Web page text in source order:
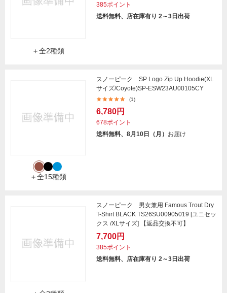
＋全2種類
385ポイント
送料無料、店在庫有り 2～3日出荷
＋全15種類
スノーピーク SP Logo Zip Up Hoodie(XL
サイズ/Coyote)SP-ESW23AU00105CY
(1)
6,780円
678ポイント
送料無料、8月10日（月） お届け
スノーピーク 男女兼用 Famous Trout Dry
T-Shirt BLACK TS26SU00905019 [ユニセッ
クス /XLサイズ] 【返品交換不可】
7,700円
385ポイント
送料無料、店在庫有り 2～3日出荷